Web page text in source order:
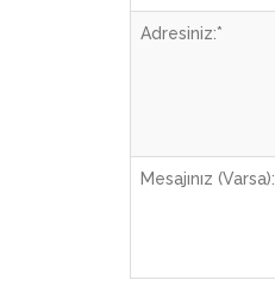
Adresiniz:*
Mesajınız (Varsa):